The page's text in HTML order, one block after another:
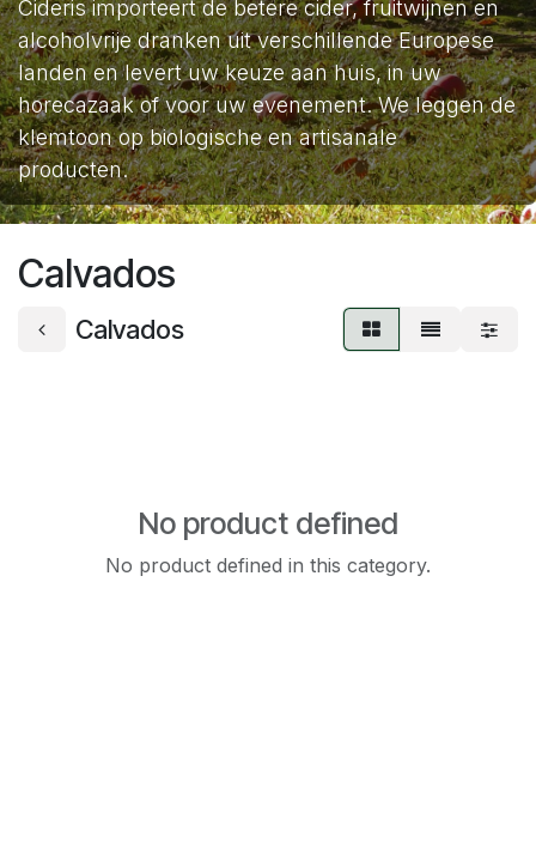
Cideris importeert de betere cider, fruitwijnen en
alcoholvrije dranken uit verschillende Europese
landen en levert uw keuze aan huis, in uw
horecazaak of voor uw evenement. We leggen de
klemtoon op biologische en artisanale
producten.
Calvados
Calvados
No product defined
No product defined in this category.